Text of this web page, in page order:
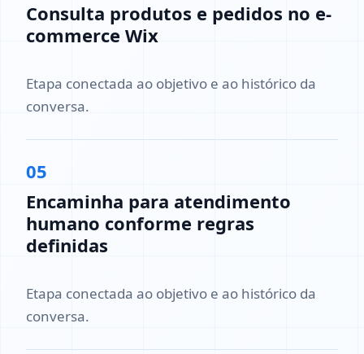
Consulta produtos e pedidos no e-
commerce Wix
Etapa conectada ao objetivo e ao histórico da
conversa.
05
Encaminha para atendimento
humano conforme regras
definidas
Etapa conectada ao objetivo e ao histórico da
conversa.